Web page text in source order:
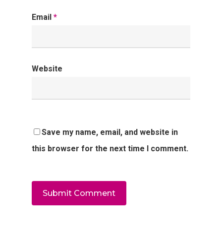
Email *
Website
Save my name, email, and website in
this browser for the next time I comment.